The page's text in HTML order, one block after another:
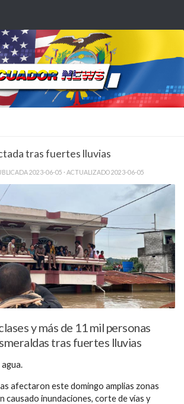
tras fuertes lluvias
2023-06-05 · ACTUALIZADO2023-06-05
y más de 11 mil personas
tras fuertes lluvias
agua.
afectaron este domingo amplias zonas
causado inundaciones, corte de vías y